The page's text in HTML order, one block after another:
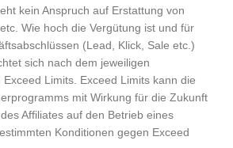
kein Anspruch auf Erstattung von
Wie hoch die Vergütung ist und für
(Lead, Klick, Sale etc.)
sich nach dem jeweiligen
Limits. Exceed Limits kann die
mit Wirkung für die Zukunft
Affiliates auf den Betrieb eines
Konditionen gegen Exceed